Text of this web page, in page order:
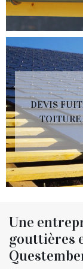
DEVIS
TOITURE
Une
gouttières